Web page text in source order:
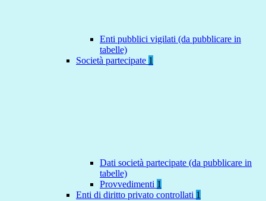
Enti pubblici vigilati (da pubblicare in
tabelle)
Società partecipate 1
Dati società partecipate (da pubblicare in
tabelle)
Provvedimenti 1
Enti di diritto privato controllati 1